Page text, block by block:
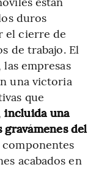
duros
el cierre de
de trabajo. El
empresas
una victoria
que
incluida una
del
acabados en